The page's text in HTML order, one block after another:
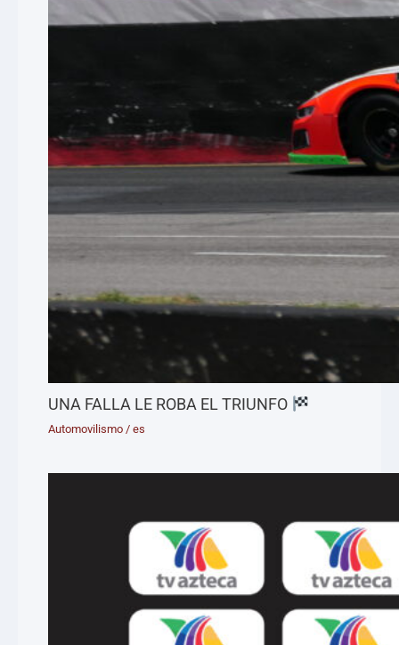
UNA FALLA LE ROBA EL TRIUNFO
Automovilismo /es